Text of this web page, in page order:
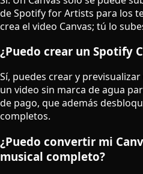
de Spotify for Artists para los
crea el video Canvas; tú lo
¿Puedo crear un Spotify
Sí, puedes crear y
un video sin marca de agua
de pago, que además
completos.
¿Puedo convertir mi
musical completo?